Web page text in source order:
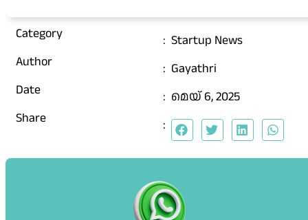
Category : Startup News
Author
: Gayathri
Date
: മെയ്‌ 6, 2025
Share
: